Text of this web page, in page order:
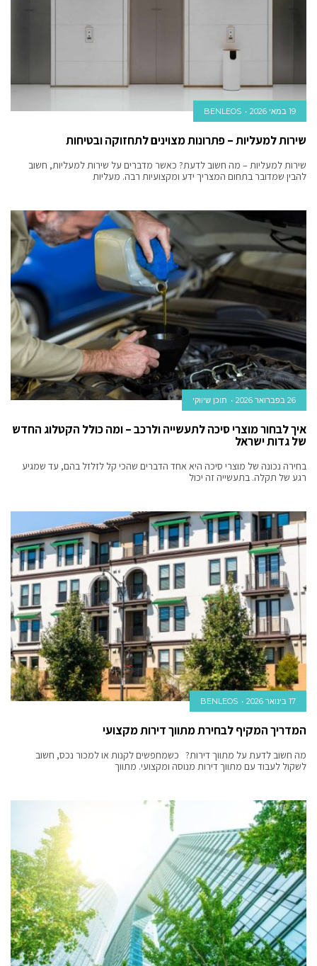
19 במאי 2026 BENLEOS
שירות למעליות – פתרונות מצוינים לתחזוקה ובטיחות
שירות למעליות – מה חשוב לדעת? כאשר מדברים על שירות למעליות, חשוב
להבין שמדובר בתחום המצריך ידע ומקצועיות רבה. מעליות
26 בפברואר 2026 תוכן שיווקי
איך לבחור מוצרי סיכה לתעשייה ולרכב – ומה כולל הקטלוג החדש
של גדות ישראל
בחירה נכונה של מוצרי סיכה היא אחד הדברים שהכי קל לזלזל בהם, עד שמגיע
רגע של תקלה. בתעשייה זה יכול
17 בינואר 2026 BENLEOS
המדריך המקיף לבחירת מתווך דירות מקצועי
מה חשוב לדעת על מתווך דירות? כשמחפשים לקנות או למכור נכס, חשוב
לשקול לעבוד עם מתווך דירות מנוסה ומקצועי. מתווך